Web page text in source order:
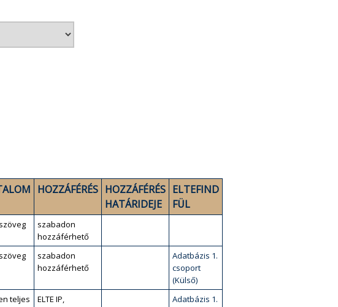
HOZZÁFÉRÉS HOZZÁFÉRÉS
HATÁRIDEJE
ELTEFIND
FÜL
szabadon
hozzáférhető
szabadon
hozzáférhető
Adatbázis 1.
csoport
(Külső)
teljes
ELTE IP,
Adatbázis 1.